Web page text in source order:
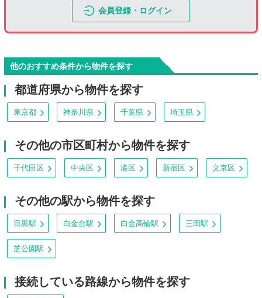
会員登録・ログイン
他のおすすめ条件から物件を探す
都道府県から物件を探す
東京都 神奈川県 千葉県 埼玉県
その他の市区町村から物件を探す
千代田区 中央区 港区 新宿区 文京区
その他の駅から物件を探す
目黒駅 白金台駅 白金高輪駅 三田駅
芝公園駅
接続している路線から物件を探す